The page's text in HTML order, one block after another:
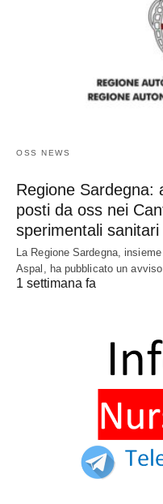
OSS NEWS
Regione Sardegna:
posti da oss nei
sperimentali sanitari
La Regione Sardegna,
Aspal, ha pubblicato un
1 settimana fa